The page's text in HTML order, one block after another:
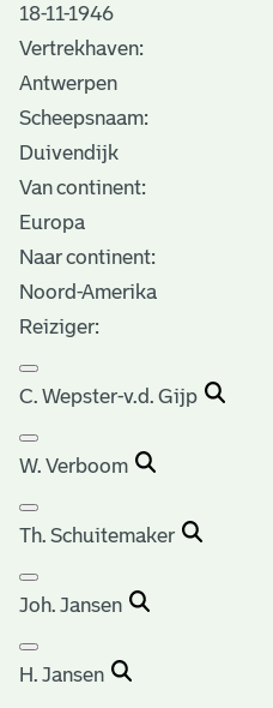
18-11-1946
Vertrekhaven:
Antwerpen
Scheepsnaam:
Duivendijk
Van continent:
Europa
Naar continent:
Noord-Amerika
Reiziger:
C. Wepster-v.d. Gijp
W. Verboom
Th. Schuitemaker
Joh. Jansen
H. Jansen